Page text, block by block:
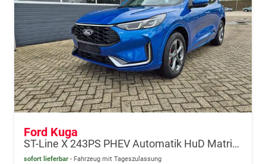
Ford Kuga
ST-Line X 243PS PHEV Automatik HuD Matrix-LED schwenkb. AHK elektr. PanoDach Sitzheizung v+h Lenkradheizung Frontscheibe beheizb. Navi SYNC4 Apple CarPlay Android Auto Touchscreen PDC 4xKamera 2xKeyless B+O Sound 18"LM vollelektr. Reichweite 65KM
sofort lieferbar Fahrzeug mit Tageszulassung